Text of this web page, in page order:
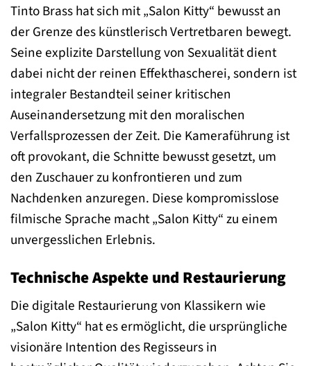
Tinto Brass hat sich mit „Salon Kitty“ bewusst an
der Grenze des künstlerisch Vertretbaren bewegt.
Seine explizite Darstellung von Sexualität dient
dabei nicht der reinen Effekthascherei, sondern ist
integraler Bestandteil seiner kritischen
Auseinandersetzung mit den moralischen
Verfallsprozessen der Zeit. Die Kameraführung ist
oft provokant, die Schnitte bewusst gesetzt, um
den Zuschauer zu konfrontieren und zum
Nachdenken anzuregen. Diese kompromisslose
filmische Sprache macht „Salon Kitty“ zu einem
unvergesslichen Erlebnis.
Technische Aspekte und Restaurierung
Die digitale Restaurierung von Klassikern wie
„Salon Kitty“ hat es ermöglicht, die ursprüngliche
visionäre Intention des Regisseurs in